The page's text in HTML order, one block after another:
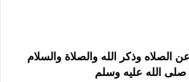
الصلاه وذكر الله والصلاة والسلام
الله عليه وسلم